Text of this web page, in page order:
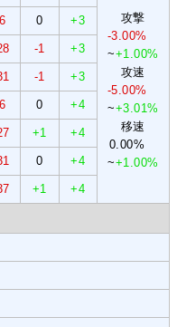
攻撃
-3.00%
~+1.00%
攻速
-5.00%
~+3.01%
移速
0.00%
~+1.00%
0 +3
-1 +3
-1 +3
0 +4
+1 +4
0 +4
+1 +4